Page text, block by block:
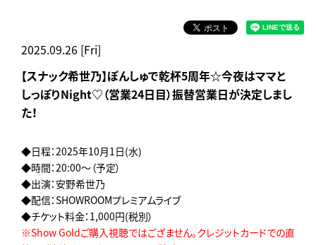
2025.09.26 [Fri]
【スナック希世乃】ぽんしゅで乾杯5周年☆今夜はママと
しっぽりNight♡（営業24日目）振替営業日が決定しまし
た！
◆日程：2025年10月1日(水)
◆時間：20:00～（予定）
◆出演：安野希世乃
◆配信：SHOWROOMプレミアムライブ
◆チケット料金：1,000円(税別）
※Show Goldご購入視聴ではござません。クレジットカードでの直